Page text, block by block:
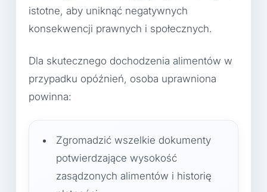
istotne, aby uniknąć negatywnych
konsekwencji prawnych i społecznych.
Dla skutecznego dochodzenia alimentów w
przypadku opóźnień, osoba uprawniona
powinna:
Zgromadzić wszelkie dokumenty
potwierdzające wysokość
zasądzonych alimentów i historię